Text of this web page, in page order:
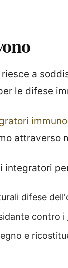
riesce a
le difese
integratori
difese
contro i
e